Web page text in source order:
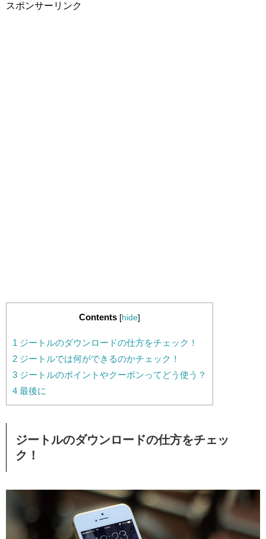
スポンサーリンク
Contents [hide]
1 ジートルのダウンロードの仕方をチェック！
2 ジートルでは何ができるのかチェック！
3 ジートルのポイントやクーポンってどう使う？
4 最後に
ジートルのダウンロードの仕方をチェッ
ク！